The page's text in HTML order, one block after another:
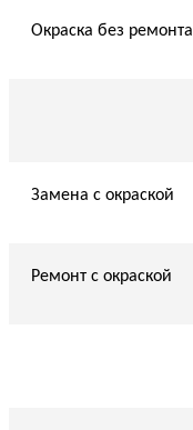
Окраска без ремонта
Замена с окраской
Ремонт с окраской